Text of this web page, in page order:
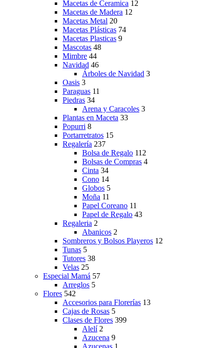
Macetas de Ceramica 12
Macetas de Madera 12
Macetas Metal 20
Macetas Plásticas 74
Macetas Plasticas 9
Mascotas 48
Mimbre 44
Navidad 46
Árboles de Navidad 3
Oasis 3
Paraguas 11
Piedras 34
Arena y Caracoles 3
Plantas en Maceta 33
Popurri 8
Portarretratos 15
Regalería 237
Bolsa de Regalo 112
Bolsas de Compras 4
Cinta 34
Cono 14
Globos 5
Moña 11
Papel Coreano 11
Papel de Regalo 43
Regaleria 2
Abanicos 2
Sombreros y Bolsos Playeros 12
Tunas 5
Tutores 38
Velas 25
Especial Mamá 57
Arreglos 5
Flores 542
Accesorios para Florerías 13
Cajas de Rosas 5
Clases de Flores 399
Alelí 2
Azucena 9
Azucenas 1